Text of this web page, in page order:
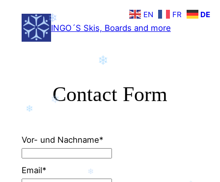
Inhalt
springen
INGO´S Skis, Boards and more
Contact Form
Vor- und Nachname*
Email*
EN FR DE
❄
❄
❄
❄
❄